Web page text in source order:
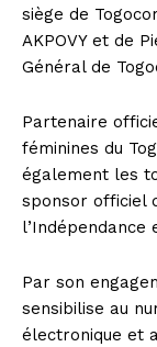
siège de
AKPOVY et de
Général de
Partenaire
féminines du
également les
sponsor officiel
l’Indépendance
Par son
sensibilise au
électronique et